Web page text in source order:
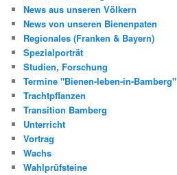
News aus unseren Völkern
News von unseren Bienenpaten
Regionales (Franken & Bayern)
Spezialporträt
Studien, Forschung
Termine "Bienen-leben-in-Bamberg"
Trachtpflanzen
Transition Bamberg
Unterricht
Vortrag
Wachs
Wahlprüfsteine